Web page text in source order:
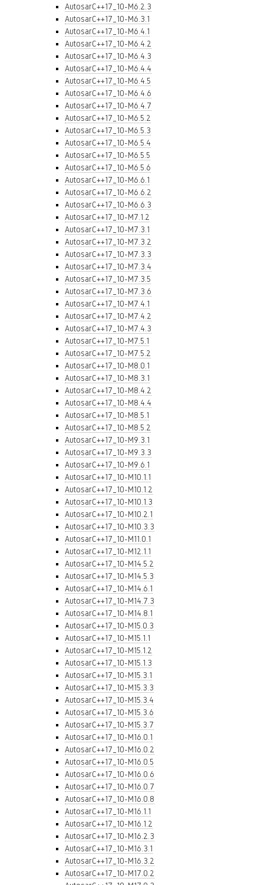
AutosarC++17_10-M6.2.3
AutosarC++17_10-M6.3.1
AutosarC++17_10-M6.4.1
AutosarC++17_10-M6.4.2
AutosarC++17_10-M6.4.3
AutosarC++17_10-M6.4.4
AutosarC++17_10-M6.4.5
AutosarC++17_10-M6.4.6
AutosarC++17_10-M6.4.7
AutosarC++17_10-M6.5.2
AutosarC++17_10-M6.5.3
AutosarC++17_10-M6.5.4
AutosarC++17_10-M6.5.5
AutosarC++17_10-M6.5.6
AutosarC++17_10-M6.6.1
AutosarC++17_10-M6.6.2
AutosarC++17_10-M6.6.3
AutosarC++17_10-M7.1.2
AutosarC++17_10-M7.3.1
AutosarC++17_10-M7.3.2
AutosarC++17_10-M7.3.3
AutosarC++17_10-M7.3.4
AutosarC++17_10-M7.3.5
AutosarC++17_10-M7.3.6
AutosarC++17_10-M7.4.1
AutosarC++17_10-M7.4.2
AutosarC++17_10-M7.4.3
AutosarC++17_10-M7.5.1
AutosarC++17_10-M7.5.2
AutosarC++17_10-M8.0.1
AutosarC++17_10-M8.3.1
AutosarC++17_10-M8.4.2
AutosarC++17_10-M8.4.4
AutosarC++17_10-M8.5.1
AutosarC++17_10-M8.5.2
AutosarC++17_10-M9.3.1
AutosarC++17_10-M9.3.3
AutosarC++17_10-M9.6.1
AutosarC++17_10-M10.1.1
AutosarC++17_10-M10.1.2
AutosarC++17_10-M10.1.3
AutosarC++17_10-M10.2.1
AutosarC++17_10-M10.3.3
AutosarC++17_10-M11.0.1
AutosarC++17_10-M12.1.1
AutosarC++17_10-M14.5.2
AutosarC++17_10-M14.5.3
AutosarC++17_10-M14.6.1
AutosarC++17_10-M14.7.3
AutosarC++17_10-M14.8.1
AutosarC++17_10-M15.0.3
AutosarC++17_10-M15.1.1
AutosarC++17_10-M15.1.2
AutosarC++17_10-M15.1.3
AutosarC++17_10-M15.3.1
AutosarC++17_10-M15.3.3
AutosarC++17_10-M15.3.4
AutosarC++17_10-M15.3.6
AutosarC++17_10-M15.3.7
AutosarC++17_10-M16.0.1
AutosarC++17_10-M16.0.2
AutosarC++17_10-M16.0.5
AutosarC++17_10-M16.0.6
AutosarC++17_10-M16.0.7
AutosarC++17_10-M16.0.8
AutosarC++17_10-M16.1.1
AutosarC++17_10-M16.1.2
AutosarC++17_10-M16.2.3
AutosarC++17_10-M16.3.1
AutosarC++17_10-M16.3.2
AutosarC++17_10-M17.0.2